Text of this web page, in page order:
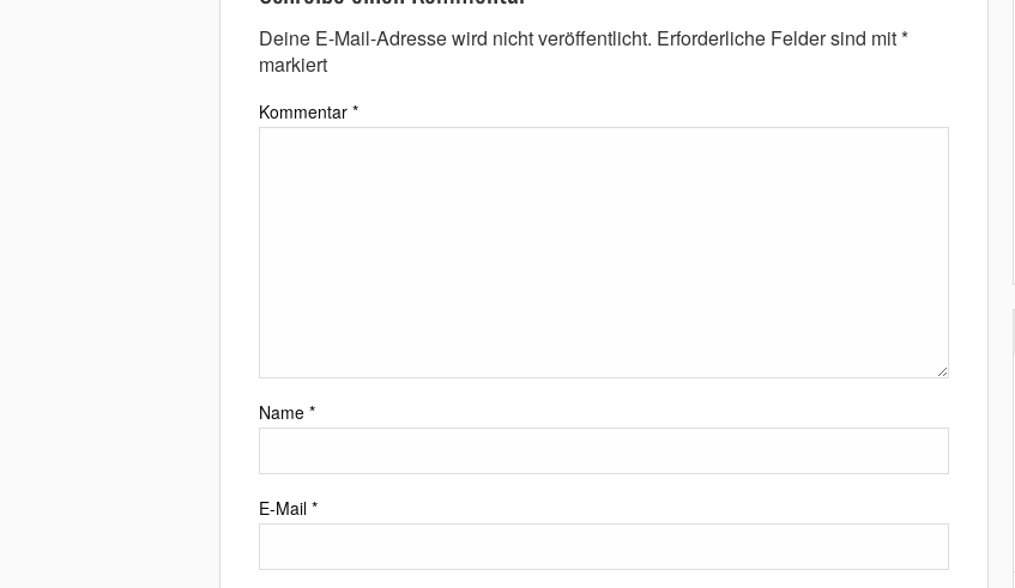
Deine E-Mail-Adresse wird nicht veröffentlicht. Erforderliche Felder sind mit*
markiert
Kommentar *
Name *
E-Mail *